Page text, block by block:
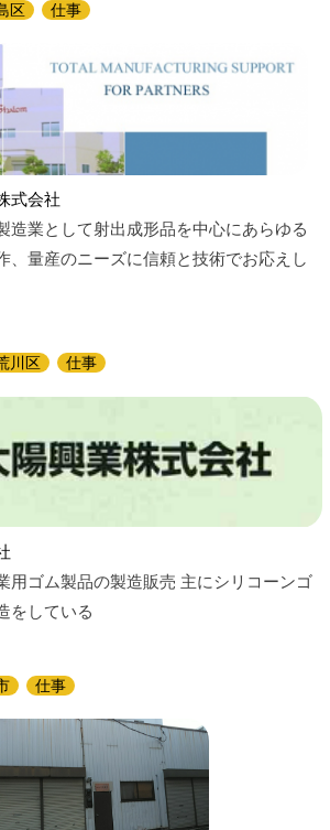
区 仕事
式会社
造業として射出成形品を中心にあらゆる
、量産のニーズに信頼と技術でお応えし
川区 仕事
用ゴム製品の製造販売 主にシリコーンゴ
をしている
仕事